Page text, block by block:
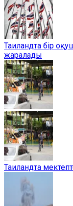
Таиландта бір
жаралады
Таиландта